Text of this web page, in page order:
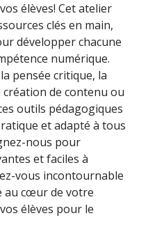
élèves! Cet atelier
clés en main,
développer chacune
numérique.
pensée critique, la
de contenu ou
outils pédagogiques
et adapté à tous
nous pour
et faciles à
vous incontournable
au cœur de votre
élèves pour le